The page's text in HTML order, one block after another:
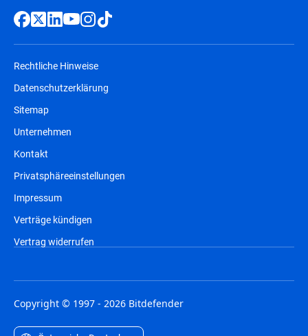
Rechtliche Hinweise
Datenschutzerklärung
Sitemap
Unternehmen
Kontakt
Privatsphäreeinstellungen
Impressum
Verträge kündigen
Vertrag widerrufen
Copyright © 1997 - 2026 Bitdefender